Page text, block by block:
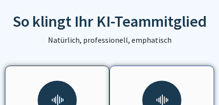
So klingt Ihr KI-Teammitglied
Natürlich, professionell, emphatisch